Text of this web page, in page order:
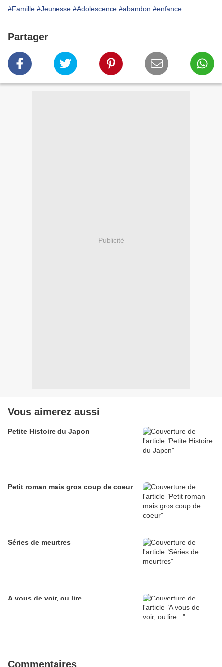
#Famille #Jeunesse #Adolescence #abandon #enfance
Partager
Publicité
Vous aimerez aussi
Petite Histoire du Japon
Petit roman mais gros coup de coeur
Séries de meurtres
A vous de voir, ou lire...
Commentaires